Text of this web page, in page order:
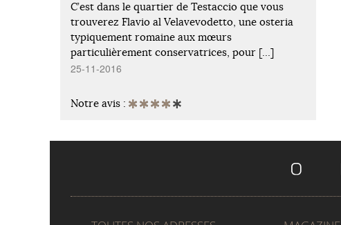
C’est dans le quartier de Testaccio que vous
trouverez Flavio al Velavevodetto, une osteria
typiquement romaine aux mœurs
particulièrement conservatrices, pour […]
25-11-2016
Notre avis :